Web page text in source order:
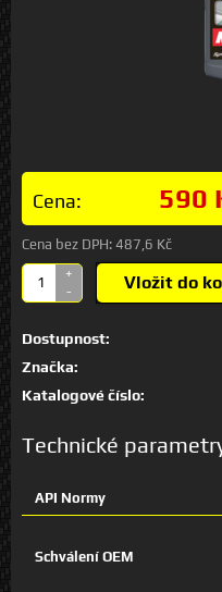
Cena: 590
Cena bez DPH: 487,6 Kč
+
-
Vložit do
Dostupnost:
Značka:
Katalogové číslo:
Technické
API Normy
Schválení OEM